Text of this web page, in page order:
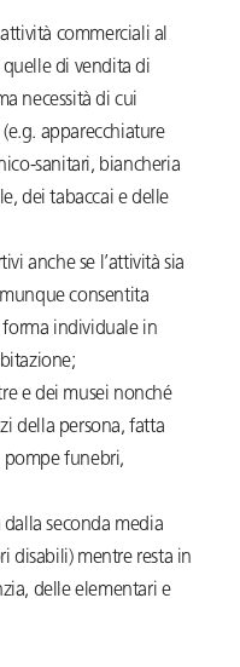
commerciali al
di vendita di
necessità di cui
apparecchiature
sanitari, biancheria
dei tabaccai e delle
anche se l’attività sia
consentita
forma individuale in
e dei musei nonché
della persona, fatta
pompe funebri,
dalla seconda media
disabili) mentre resta in
delle elementari e